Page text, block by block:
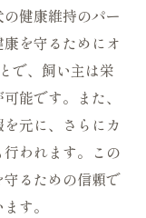
健康維持のパー
を守るためにオ
で、飼い主は栄
能です。また、
元に、さらにカ
われます。この
るための信頼で
す。